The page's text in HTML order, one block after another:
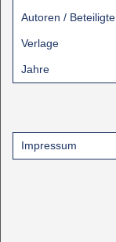
Autoren / Beteiligte
Verlage
Jahre
Impressum